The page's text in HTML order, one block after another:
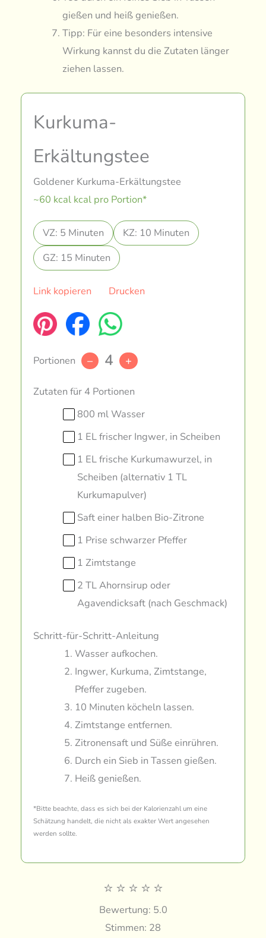
gießen und heiß genießen.
Tipp: Für eine besonders intensive
Wirkung kannst du die Zutaten länger
ziehen lassen.
Kurkuma-
Erkältungstee
Goldener Kurkuma-Erkältungstee
~60 kcal kcal pro Portion*
VZ: 5 Minuten
KZ: 10 Minuten
GZ: 15 Minuten
Link kopieren Drucken
Portionen – 4 +
Zutaten für 4 Portionen
800 ml Wasser
1 EL frischer Ingwer, in Scheiben
1 EL frische Kurkumawurzel, in
Scheiben (alternativ 1 TL
Kurkumapulver)
Saft einer halben Bio-Zitrone
1 Prise schwarzer Pfeffer
1 Zimtstange
2 TL Ahornsirup oder
Agavendicksaft (nach Geschmack)
Schritt-für-Schritt-Anleitung
Wasser aufkochen.
Ingwer, Kurkuma, Zimtstange,
Pfeffer zugeben.
10 Minuten köcheln lassen.
Zimtstange entfernen.
Zitronensaft und Süße einrühren.
Durch ein Sieb in Tassen gießen.
Heiß genießen.
*Bitte beachte, dass es sich bei der Kalorienzahl um eine
Schätzung handelt, die nicht als exakter Wert angesehen
werden sollte.
⭐ ⭐ ⭐ ⭐ ⭐
Bewertung: 5.0
Stimmen: 28